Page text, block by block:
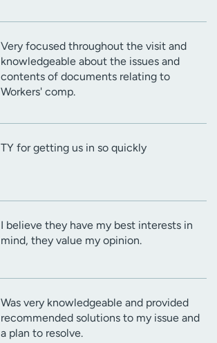
Very focused throughout the visit and
knowledgeable about the issues and
contents of documents relating to
Workers' comp.
TY for getting us in so quickly
I believe they have my best interests in
mind, they value my opinion.
Was very knowledgeable and provided
recommended solutions to my issue and
a plan to resolve.